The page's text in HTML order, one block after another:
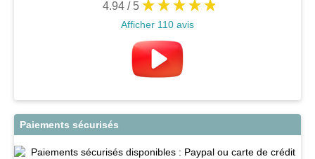
4.94/ 5
Afficher 110 avis
Paiements sécurisés